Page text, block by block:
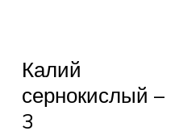
Калий
сернокислый –
3